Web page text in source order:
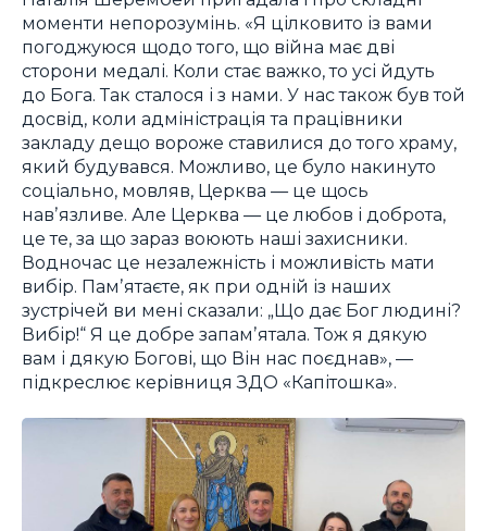
моменти непорозумінь. «Я цілковито із вами
погоджуюся щодо того, що війна має дві
сторони медалі. Коли стає важко, то усі йдуть
до Бога. Так сталося і з нами. У нас також був той
досвід, коли адміністрація та працівники
закладу дещо вороже ставилися до того храму,
який будувався. Можливо, це було накинуто
соціально, мовляв, Церква — це щось
навʼязливе. Але Церква — це любов і доброта,
це те, за що зараз воюють наші захисники.
Водночас це незалежність і можливість мати
вибір. Памʼятаєте, як при одній із наших
зустрічей ви мені сказали: „Що дає Бог людині?
Вибір!“ Я це добре запамʼятала. Тож я дякую
вам і дякую Богові, що Він нас поєднав», —
підкреслює керівниця ЗДО «Капітошка».